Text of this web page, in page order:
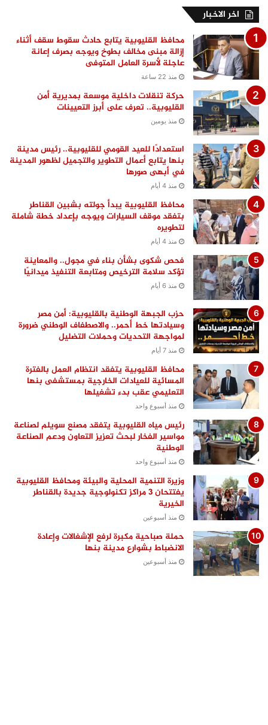
اخر الاخبار
محافظ القليوبية يتابع حادث سقوط سقف أثناء
إزالة مبنى مخالف بطوخ ويوجه بصرف إعانة
عاجلة لأسرة العامل المتوفى
منذ 22 ساعة
حركة تنقلات داخلية موسعة بمديرية أمن
القليوبية.. تعرف على أبرز التعيينات
منذ يومين
استعدادًا للعيد القومي للقليوبية.. رئيس مدينة
بنها يتابع أعمال التطوير والتجميل لظهور المدينة
في أبهى صورها
منذ 4 أيام
محافظ القليوبية يبدأ جولته بشبين القناطر
بتفقد موقف السيارات ويوجه بإعداد خطة شاملة
لتطويره
منذ 4 أيام
فحص شكوى بشأن بناء في مجول.. والمعاينة
تؤكد سلامة الترخيص ومتابعة التنفيذ ميدانيًا
منذ 6 أيام
حزب الجبهة الوطنية بالقليوبية: أمن مصر
وسيادتها خط أحمر.. والاصطفاف الوطني ضرورة
لمواجهة التحديات وحملات التضليل
منذ 7 أيام
محافظ القليوبية يتفقد انتظام العمل بالفترة
المسائية للعيادات الخارجية بمستشفى بنها
التعليمي عقب بدء تشغيلها
منذ أسبوع واحد
رئيس مياه القليوبية يتفقد مصنع سويلم لصناعة
مواسير الفخار لبحث تعزيز التعاون ودعم الصناعة
الوطنية
منذ أسبوع واحد
وزيرة التنمية المحلية والبيئة ومحافظ القليوبية
يفتتحان 3 مراكز تكنولوجية جديدة بالقناطر
الخيرية
منذ أسبوعين
حملة صباحية مكبرة لرفع الإشغالات وإعادة
الانضباط بشوارع مدينة بنها
منذ أسبوعين